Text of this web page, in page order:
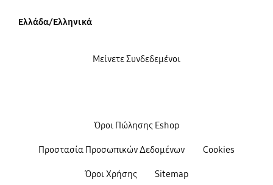
Ελλάδα/Ελληνικά
Όροι Πώλησης Eshop
Προστασία Προσωπικών Δεδομένων Cookies
Όροι Χρήσης Sitemap
Μείνετε Συνδεδεμένοι